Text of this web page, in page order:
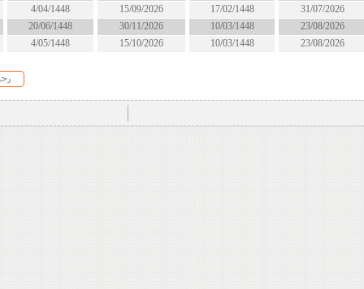
17/02/1448
10/03/1448
10/03/1448
15/09/2026
30/11/2026
15/10/2026
4/04/1448
20/06/1448
4/05/1448